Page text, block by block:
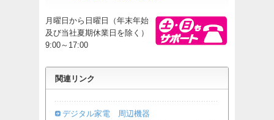
月曜日から日曜日（年末年始
及び当社夏期休業日を除く）
9:00～17:00
関連リンク
デジタル家電 周辺機器